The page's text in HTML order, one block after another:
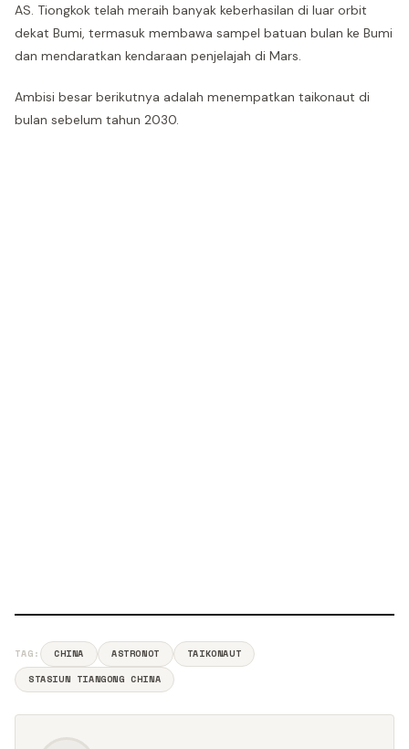
AS. Tiongkok telah meraih banyak keberhasilan di luar orbit
dekat Bumi, termasuk membawa sampel batuan bulan ke Bumi
dan mendaratkan kendaraan penjelajah di Mars.
Ambisi besar berikutnya adalah menempatkan taikonaut di
bulan sebelum tahun 2030.
TAG: CHINA ASTRONOT
TAIKONAUT
STASIUN TIANGONG CHINA